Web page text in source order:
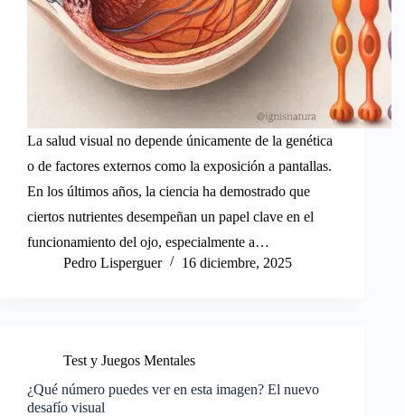
La salud visual no depende únicamente de la genética
o de factores externos como la exposición a pantallas.
En los últimos años, la ciencia ha demostrado que
ciertos nutrientes desempeñan un papel clave en el
funcionamiento del ojo, especialmente a…
Pedro Lisperguer
16 diciembre, 2025
Test y Juegos Mentales
¿Qué número puedes ver en esta imagen? El nuevo
desafío visual